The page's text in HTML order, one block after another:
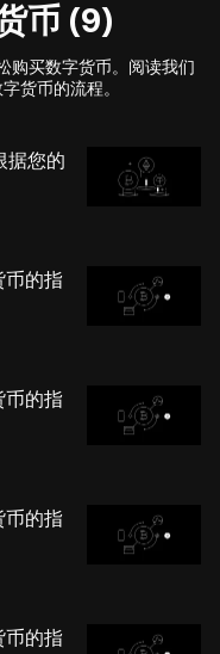
币 (9)
购买数字货币。阅读我们
货币的流程。
据您的
币的指
币的指
币的指
币的指